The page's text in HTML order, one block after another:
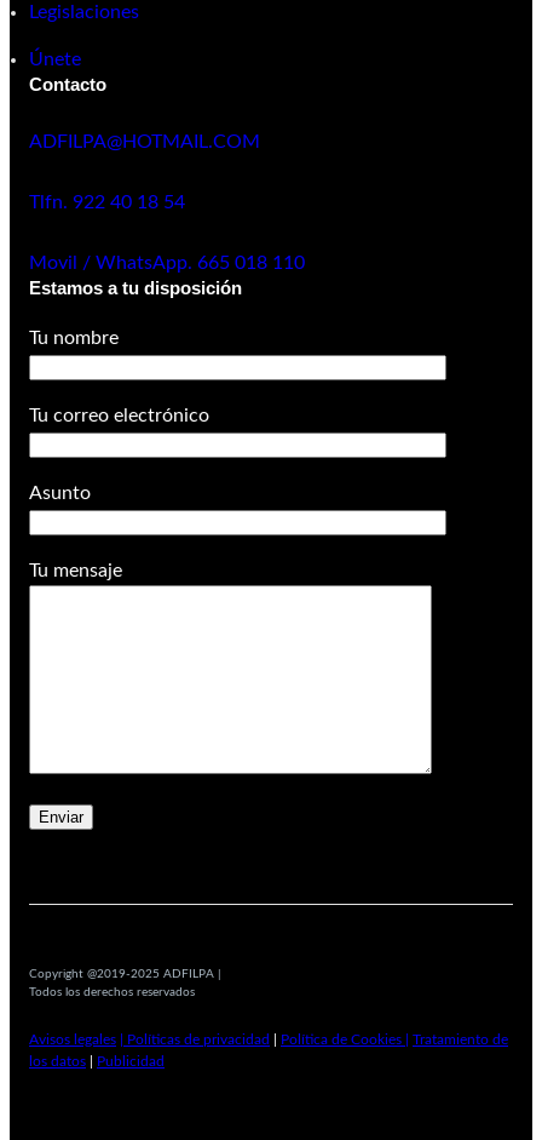
Legislaciones
Únete
Contacto
ADFILPA@HOTMAIL.COM
Tlfn. 922 40 18 54
Movil / WhatsApp. 665 018 110
Estamos a tu disposición
Tu nombre
Tu correo electrónico
Asunto
Tu mensaje
Copyright @2019-2025 ADFILPA |
Todos los derechos reservados
Avisos legales | Políticas de privacidad Política de Cookies |
Tratamiento de
los datos
Publicidad